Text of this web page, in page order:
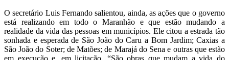
O secretário Luis Fernando salientou, ainda, as ações que o governo
está realizando em todo o Maranhão e que estão mudando a
realidade da vida das pessoas em municípios. Ele citou a estrada tão
sonhada e esperada de São João do Caru a Bom Jardim; Caxias a
São João do Soter; de Matões; de Marajá do Sena e outras que estão
em execução e, em licitação. “São obras que mudam a vida do